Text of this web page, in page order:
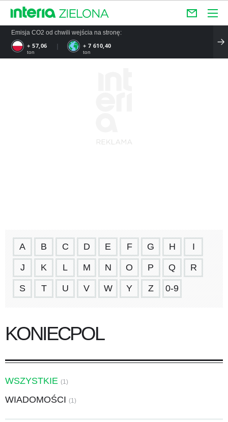
Emisja CO2 od chwili wejścia na stronę:
+ 57,06
ton
+ 7 610,40
ton
A B C D E F G H I
J K L M N O P Q R
S T U V W Y Z 0-9
KONIECPOL
WSZYSTKIE (1)
WIADOMOŚCI (1)